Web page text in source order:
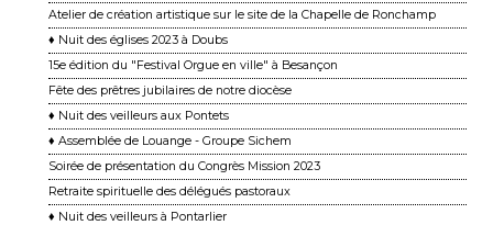
Atelier de création artistique sur le site de la Chapelle de Ronchamp
♦ Nuit des églises 2023 à Doubs
15e édition du "Festival Orgue en ville" à Besançon
Fête des prêtres jubilaires de notre diocèse
♦ Nuit des veilleurs aux Pontets
♦ Assemblée de Louange - Groupe Sichem
Soirée de présentation du Congrès Mission 2023
Retraite spirituelle des délégués pastoraux
♦ Nuit des veilleurs à Pontarlier